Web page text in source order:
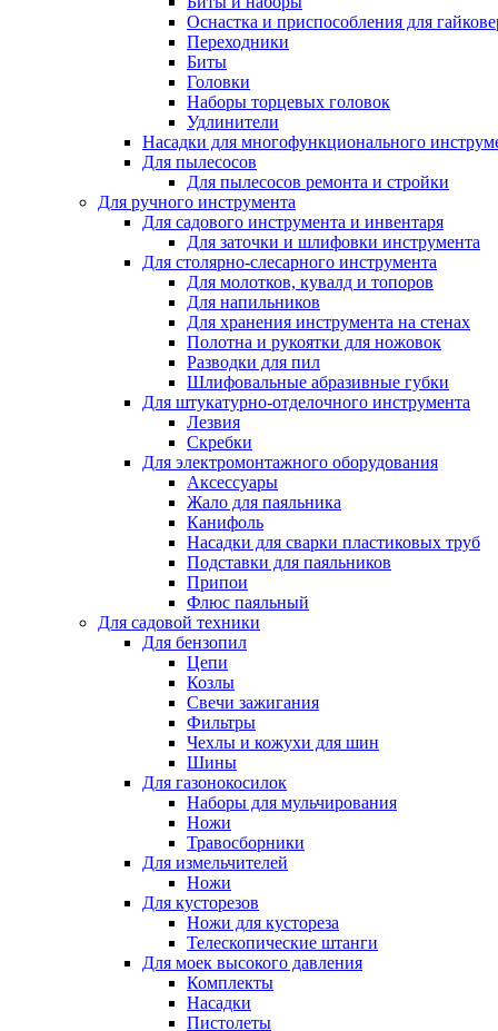
Оснастка и приспособления для
Переходники
Биты
Головки
Наборы торцевых головок
Удлинители
Насадки для многофункционального
Для пылесосов
Для пылесосов ремонта и стройки
Для ручного инструмента
Для садового инструмента и инвентаря
Для заточки и шлифовки инструмента
Для столярно-слесарного инструмента
Для молотков, кувалд и топоров
Для напильников
Для хранения инструмента на стенах
Полотна и рукоятки для ножовок
Разводки для пил
Шлифовальные абразивные губки
Для штукатурно-отделочного инструмента
Лезвия
Скребки
Для электромонтажного оборудования
Аксессуары
Жало для паяльника
Канифоль
Насадки для сварки пластиковых труб
Подставки для паяльников
Припои
Флюс паяльный
Для садовой техники
Для бензопил
Цепи
Козлы
Свечи зажигания
Фильтры
Чехлы и кожухи для шин
Шины
Для газонокосилок
Наборы для мульчирования
Ножи
Травосборники
Для измельчителей
Ножи
Для кусторезов
Ножи для кустореза
Телескопические штанги
Для моек высокого давления
Комплекты
Насадки
Пистолеты